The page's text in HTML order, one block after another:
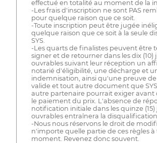
effectué en totalité au moment de la
-Les frais d'inscription ne sont PAS
pour quelque raison que ce soit.
-Toute inscription peut être jugée
quelque raison que ce soit à la seule
SYS.
-Les quarts de finalistes peuvent être
signer et de retourner dans les dix (10)
ouvrables suivant leur réception un
notarié d'éligibilité, une décharge et
indemnisation, ainsi qu'une preuve
valide et tout autre document que
autre partenaire pourrait exiger avant
le paiement du prix. L'absence de
notification initiale dans les quinze (15)
ouvrables entraînera la disqualification.
-Nous nous réservons le droit de
n'importe quelle partie de ces règles
moment. Revenez donc souvent.